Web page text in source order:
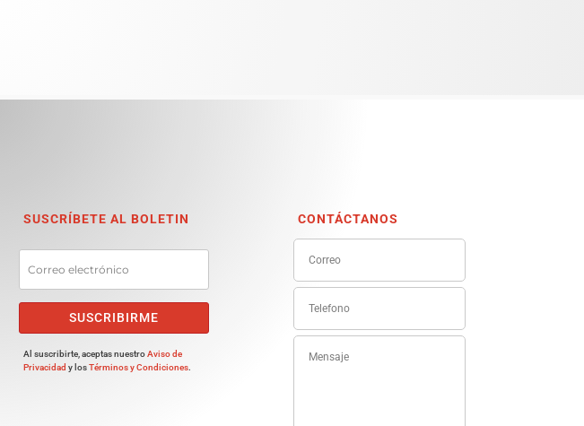
SUSCRÍBETE AL BOLETIN
SUSCRIBIRME
Al suscribirte, aceptas nuestroAviso de
Privacidad y losTérminos y Condiciones.
CONTÁCTANOS